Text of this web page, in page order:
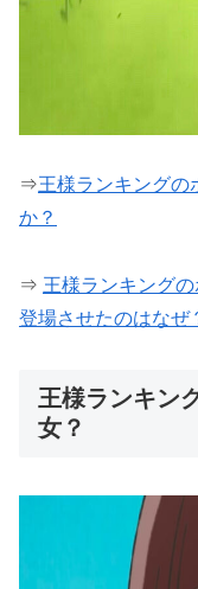
⇒王様ランキングの
か？
⇒ 王様ランキング
登場させたのはなぜ
王様ランキン
女？